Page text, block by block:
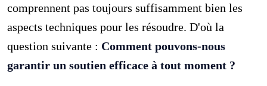
comprennent pas toujours suffisamment bien les
aspects techniques pour les résoudre. D'où la
question suivante : Comment pouvons-nous
garantir un soutien efficace à tout moment ?